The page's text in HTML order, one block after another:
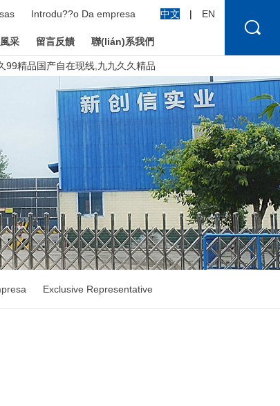
99精品国产自在现线,九九久久精品
Introdu??o Da empresa 中文 | EN
采 留言反饋 聯(lián)系我們
Exclusive Representative